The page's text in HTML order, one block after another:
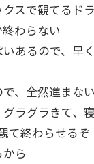
スで観てるド
わらない
あるので、早
、全然進まない
ラグラきて、
て終わらせるぞ
ら